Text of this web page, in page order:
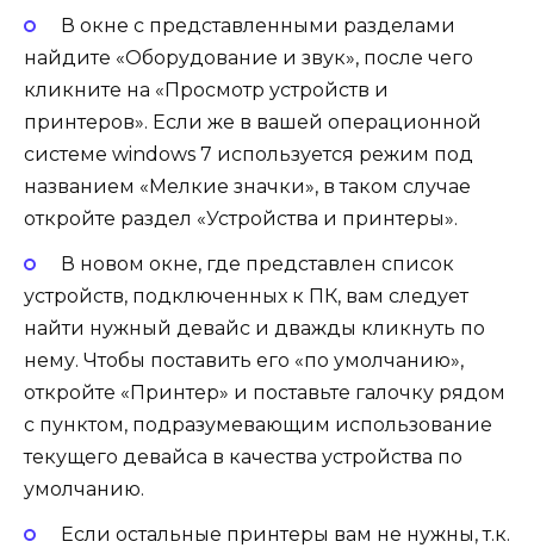
В окне с представленными разделами
найдите «Оборудование и звук», после чего
кликните на «Просмотр устройств и
принтеров». Если же в вашей операционной
системе windows 7 используется режим под
названием «Мелкие значки», в таком случае
откройте раздел «Устройства и принтеры».
В новом окне, где представлен список
устройств, подключенных к ПК, вам следует
найти нужный девайс и дважды кликнуть по
нему. Чтобы поставить его «по умолчанию»,
откройте «Принтер» и поставьте галочку рядом
с пунктом, подразумевающим использование
текущего девайса в качества устройства по
умолчанию.
Если остальные принтеры вам не нужны, т.к.